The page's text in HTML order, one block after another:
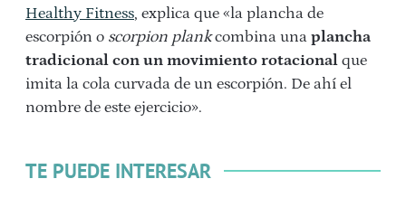
Healthy Fitness, explica que «la plancha de
escorpión o scorpion plankcombina una plancha
tradicional con un movimiento rotacional que
imita la cola curvada de un escorpión. De ahí el
nombre de este ejercicio».
TE PUEDE INTERESAR